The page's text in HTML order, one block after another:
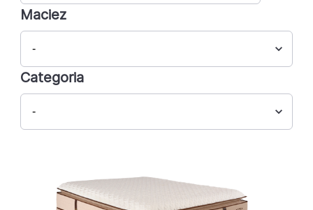
Maciez
Categoria